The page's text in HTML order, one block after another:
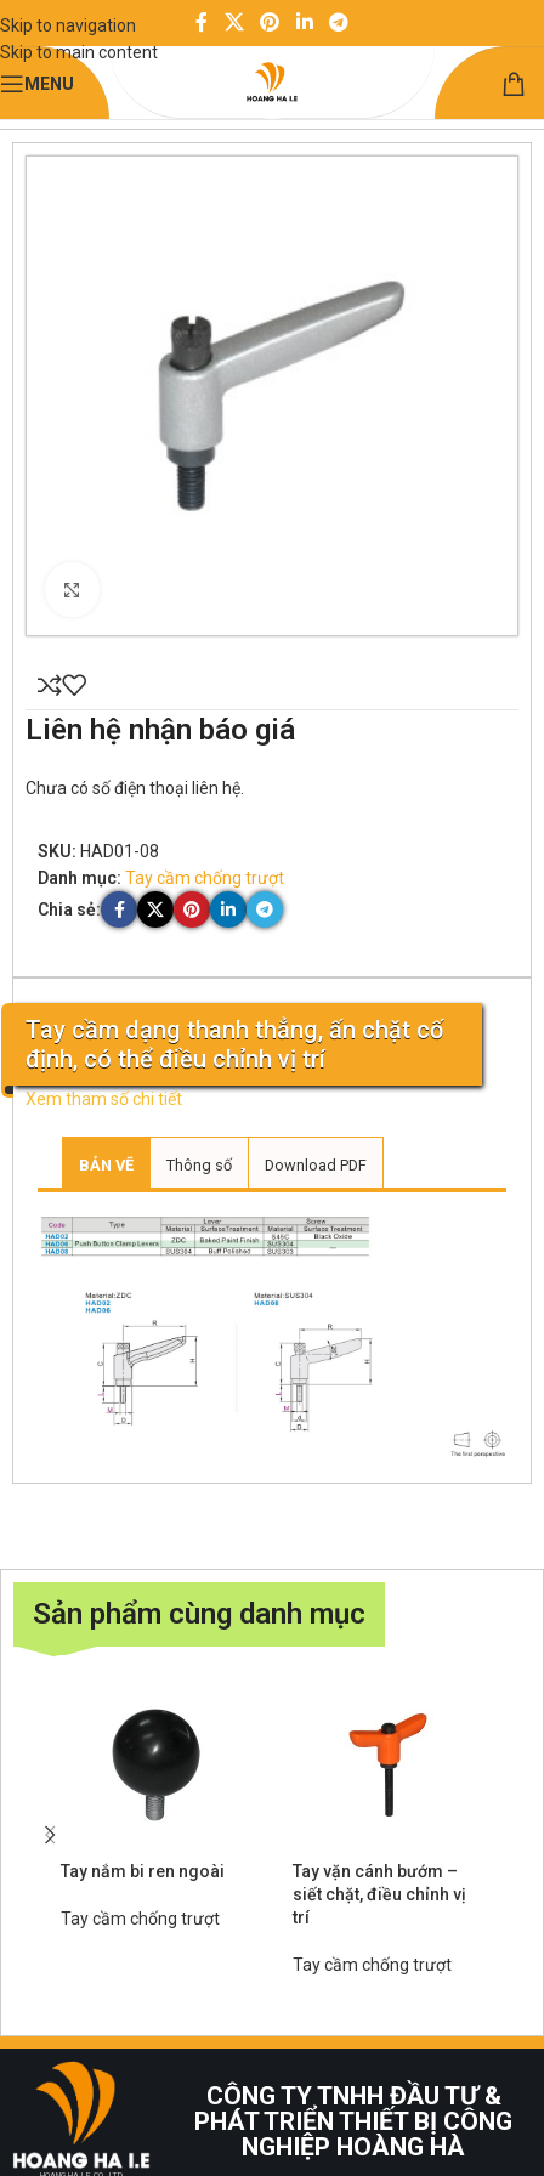
Skip to navigation
Skip to main content
MENU
Trang chủ
Kết cấu khung công nghiệp Tay cầm chống trượt
Tay cầm dạng thanh thẳng, ấn chặt cố
định, có thể điều chỉnh vị trí
Xem tham số chi tiết
BẢN VẼ Thông số Download PDF
Liên hệ nhận báo giá
Chưa có số điện thoại liên hệ.
SKU: HAD01-08
Danh mục: Tay cầm chống trượt
Chia sẻ:
Sản phẩm cùng danh mục
Tay nắm bi ren ngoài
Tay cầm chống trượt
Tay vặn cánh bướm –
siết chặt, điều chỉnh vị
trí
Tay cầm chống trượt
CÔNG TY TNHH ĐẦU TƯ &
PHÁT TRIỂN THIẾT BỊ CÔNG
NGHIỆP HOÀNG HÀ